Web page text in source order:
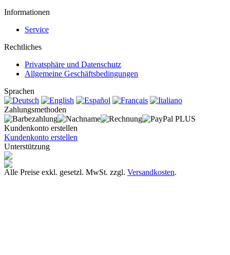
Informationen
Service
Rechtliches
Privatsphäre und Datenschutz
Allgemeine Geschäftsbedingungen
Sprachen
Zahlungsmethoden
Kundenkonto erstellen
Kundenkonto erstellen
Unterstützung
Alle Preise exkl. gesetzl. MwSt. zzgl. Versandkosten.